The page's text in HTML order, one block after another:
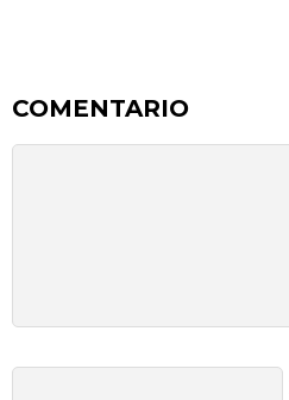
COMENTARIO